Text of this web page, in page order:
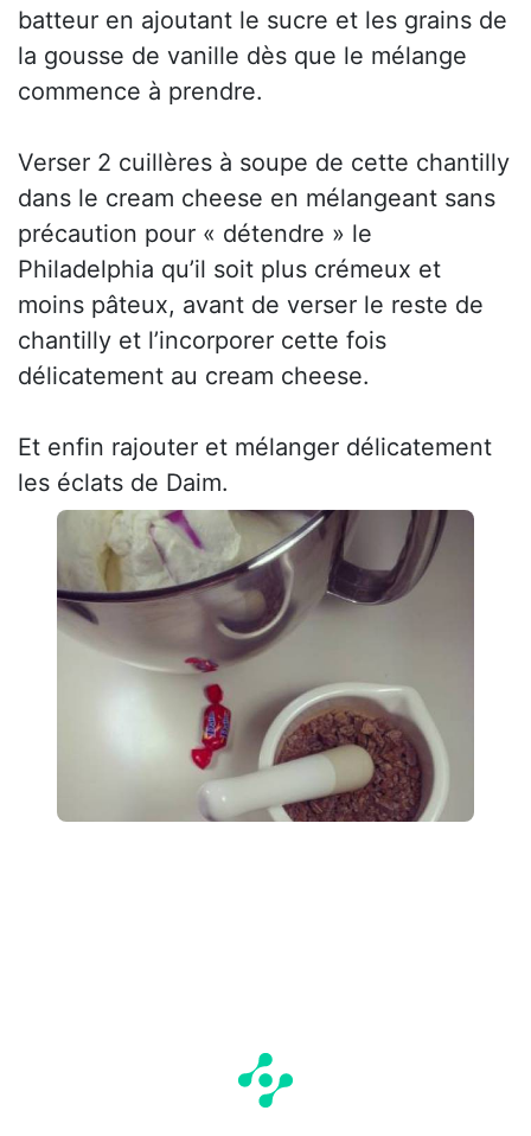
batteur en ajoutant le sucre et les grains de
la gousse de vanille dès que le mélange
commence à prendre.
Verser 2 cuillères à soupe de cette chantilly
dans le cream cheese en mélangeant sans
précaution pour « détendre » le
Philadelphia qu’il soit plus crémeux et
moins pâteux, avant de verser le reste de
chantilly et l’incorporer cette fois
délicatement au cream cheese.
Et enfin rajouter et mélanger délicatement
les éclats de Daim.